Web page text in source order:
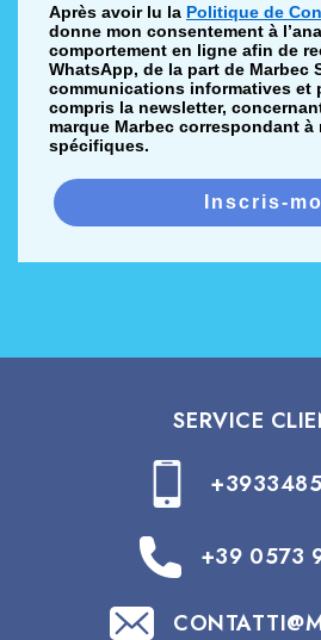
Après avoir lu la Politique de
donne mon consentement à
comportement en ligne afin de
WhatsApp, de la part de Marbec
communications informatives et
compris la newsletter,
marque Marbec correspondant à
spécifiques.
Inscris-
SERVICE
+39 0573